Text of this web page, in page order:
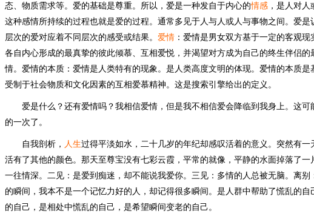
态、物质需求等。爱的基础是尊重。所以，爱是一种发自于内心的情感 ，是人对人
这种感情所持续的过程也就是爱的过程。通常多见于人与人或人与事物之间。爱是
层次的爱对应着不同层次的感受或结果。 爱情 ：爱情是男女双方基于一定的客观现
各自内心形成的最真挚的彼此倾慕、互相爱悦，并渴望对方成为自己的终生伴侣
情。爱情的本质：爱情是人类特有的现象。是人类高度文明的体现。爱情的本质
受制于社会物质和文化因素的互相爱慕精神。这是搜索引擎给出的定义。
爱是什么？还有爱情吗？我相信爱情，但是我不相信爱会降临到我身上。这
的一次了。
自我剖析， 人生过得平淡如水，二十几岁的年纪却感叹活着的意义。突然有
活有了其他的颜色。那天至尊宝没有七彩云霞，平常的就像，平静的水面掉落了一
一往情深。二见：是爱到痴迷，却不能说我爱你。三见：多情的人总被无脑。离
的瞬间，我本不是一个记忆力好的人，却记得很多瞬间。是人群中帮助了慌乱的
的自己，是相处中慌乱的自己，是希望瞬间变老的自己。